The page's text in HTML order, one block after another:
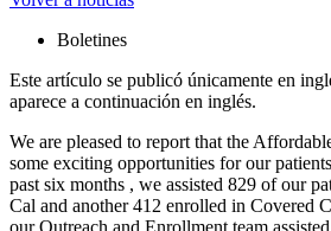
Boletines
Este artículo se publicó únicamente en
aparece a continuación en inglés.
We are pleased to report that the
some exciting opportunities for our
past six months , we assisted 829 of our
Cal and another 412 enrolled in Covered
our Outreach and Enrollment team